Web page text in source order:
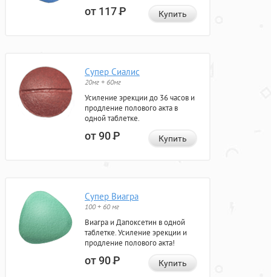
от 117Р Купить
Супер Сиалис
20мг + 60мг
Усиление эрекции до 36 часов и
продление полового акта в
одной таблетке.
от 90Р Купить
Супер Виагра
100 + 60 мг
Виагра и Дапоксетин в одной
таблетке. Усиление эрекции и
продление полового акта!
от 90Р Купить